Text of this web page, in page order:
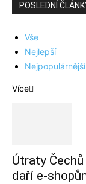
POSLEDNÍ
Vše
Nejlepší
Nejpopulárnější
Více
Útraty
daří e-